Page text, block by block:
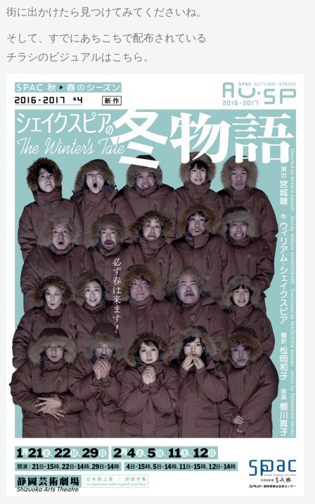
街に出かけたら見つけてみてくださいね。
そして、すでにあちこちで配布されている
チラシのビジュアルはこちら。